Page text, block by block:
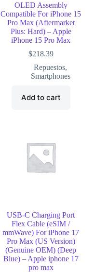
OLED Assembly
Compatible For iPhone 15
Pro Max (Aftermarket
Plus: Hard) – Apple
iPhone 15 Pro Max
$218.39
Repuestos,
Smartphones
Add to cart
USB-C Charging Port
Flex Cable (eSIM /
mmWave) For iPhone 17
Pro Max (US Version)
(Genuine OEM) (Deep
Blue) – Apple iphone 17
pro max